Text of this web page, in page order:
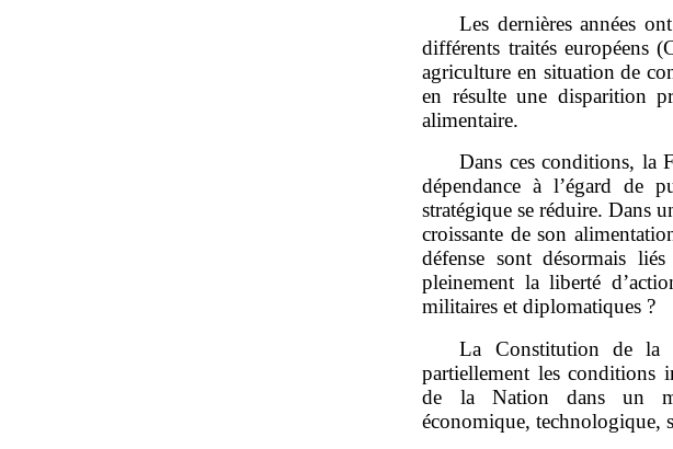
Les dernières années
différents traités européens
agriculture en situation de
en résulte une disparition
alimentaire.
Dans ces conditions, la
dépendance à l’égard de
stratégique se réduire. Dans
croissante de son
défense sont désormais
pleinement la liberté
militaires et diplomatiques ?
La Constitution de la
partiellement les conditions
de la Nation dans un
économique, technologique,